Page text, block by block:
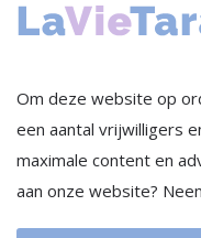
Om deze website op
een aantal vrijwilligers
maximale content en
aan onze website?